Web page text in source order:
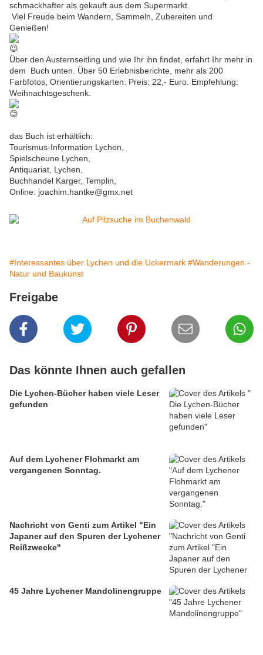
schmackhafter als gekauft aus dem Supermarkt.
Viel Freude beim Wandern, Sammeln, Zubereiten und
Genießen!
Über den Austernseitling und wie Ihr ihn findet, erfahrt Ihr mehr in
dem Buch unten. Über 50 Erlebnisberichte, mehr als 200
Farbfotos, Orientierungskarten. Preis: 22,- Euro. Empfehlung:
Weihnachtsgeschenk.
das Buch ist erhältlich:
Tourismus-Information Lychen,
Spielscheune Lychen,
Antiquariat, Lychen,
Buchhandel Karger, Templin,
Online: joachim.hantke@gmx.net
#Interessantes über Lychen und die Uckermark #Wanderungen -
Natur und Baukunst
Freigabe
Das könnte Ihnen auch gefallen
Die Lychen-Bücher haben viele Leser
gefunden
Auf dem Lychener Flohmarkt am
vergangenen Sonntag.
Nachricht von Genti zum Artikel "Ein
Japaner auf den Spuren der Lychener
Reißzwecke"
45 Jahre Lychener Mandolinengruppe